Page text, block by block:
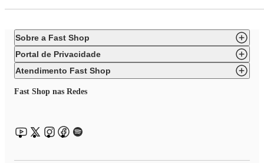
Sobre a Fast Shop
Portal de Privacidade
Atendimento Fast Shop
Fast Shop nas Redes